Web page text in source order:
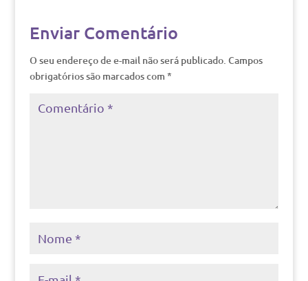
Enviar Comentário
O seu endereço de e-mail não será publicado. Campos
obrigatórios são marcados com *